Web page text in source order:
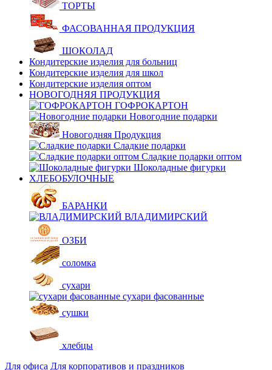
ТОРТЫ
ФАСОВАННАЯ ПРОДУКЦИЯ
ШОКОЛАД
Кондитерские изделия для больниц
Кондитерские изделия для школ
Кондитерские изделия оптом
НОВОГОДНЯЯ ПРОДУКЦИЯ
ГОФРОКАРТОН
Новогодние подарки
Новогодняя Продукция
Сладкие подарки
Сладкие подарки оптом
Шоколадные фигурки
ХЛЕБОБУЛОЧНЫЕ
БАРАНКИ
ВЛАДИМИРСКИЙ
ОЗБИ
соломка
сухари
сухари фасованные
сушки
хлебцы
Для офиса Для корпоративов и праздников